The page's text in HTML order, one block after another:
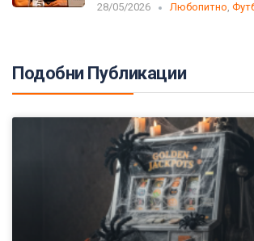
28/05/2026 Любопитно,
Подобни Публикации